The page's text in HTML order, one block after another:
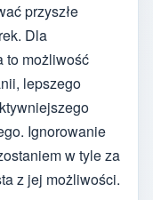
przyszłe
Dla
to możliwość
lepszego
Ignorowanie
w tyle za
z jej możliwości.